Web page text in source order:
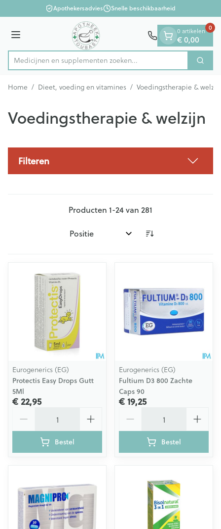
Ga naar de inhoudApothekersadvies Snelle beschikbaarheid
Menu
Product, merk, categorie...
Medicijnen en supplementen zoeken... Zoek
0 artikelen
€ 0,00
0
Home / Dieet, voeding en vitamines / Voedingstherapie &
Voedingstherapie & welzijn
Filteren
Producten 1-24van 281
Sorteer op:
Eurogenerics (EG)
Protectis Easy Drops Gutt
5Ml
€ 22,95
Bestel
Eurogenerics (EG)
Fultium D3 800 Zachte
Caps 90
€ 19,25
Bestel